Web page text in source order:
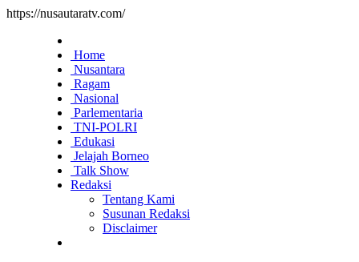
https://nusautaratv.com/
Home
Nusantara
Ragam
Nasional
Parlementaria
TNI-POLRI
Edukasi
Jelajah Borneo
Talk Show
Redaksi
Tentang Kami
Susunan Redaksi
Disclaimer